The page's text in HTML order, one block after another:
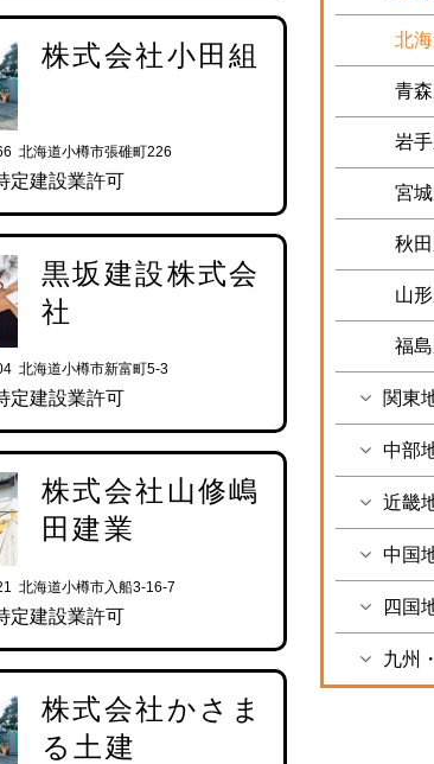
北
青
岩
宮
秋
山
福
関東
中部
近畿
中国
四国
九州
株式会社小田組
北海道小樽市張碓町226
定建設業許可
黒坂建設株式会
社
北海道小樽市新富町5-3
定建設業許可
株式会社山修嶋
田建業
北海道小樽市入船3-16-7
定建設業許可
株式会社かさま
る土建